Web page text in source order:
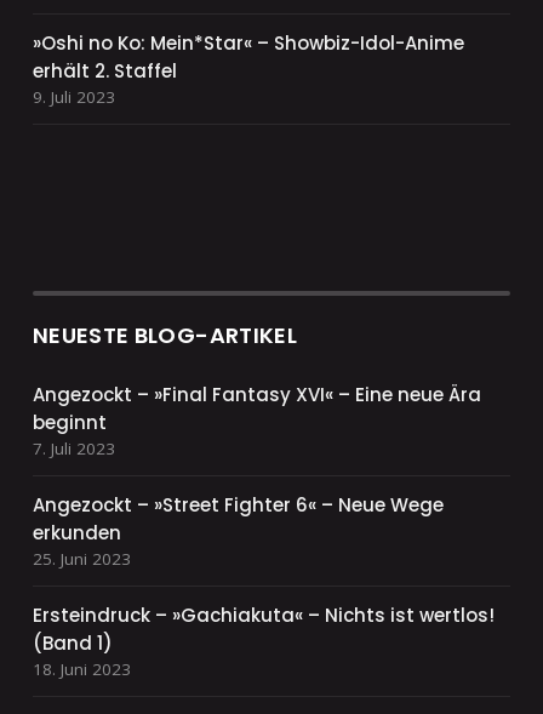
»Oshi no Ko: Mein*Star« – Showbiz-Idol-Anime
erhält 2. Staffel
9. Juli 2023
NEUESTE BLOG-ARTIKEL
Angezockt – »Final Fantasy XVI« – Eine neue Ära
beginnt
7. Juli 2023
Angezockt – »Street Fighter 6« – Neue Wege
erkunden
25. Juni 2023
Ersteindruck – »Gachiakuta« – Nichts ist wertlos!
(Band 1)
18. Juni 2023